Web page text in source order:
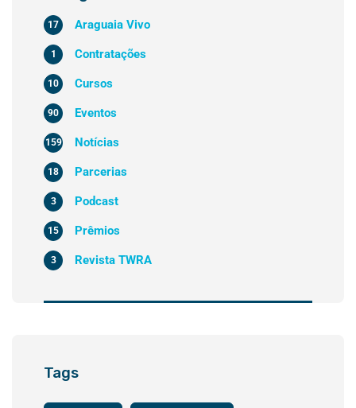
Araguaia Vivo
17
Contratações
1
Cursos
10
Eventos
90
Notícias
159
Parcerias
18
Podcast
3
Prêmios
15
Revista TWRA
3
Tags